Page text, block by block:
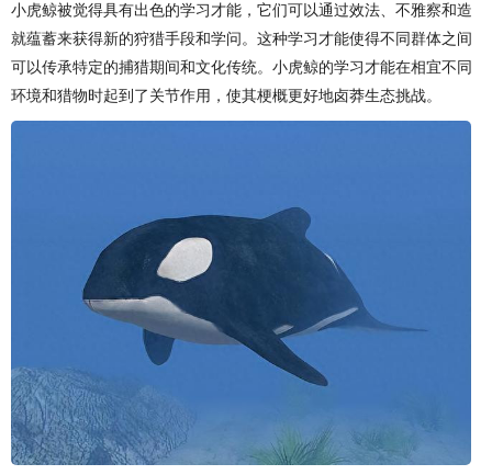
小虎鲸被觉得具有出色的学习才能，它们可以通过效法、不雅察和造
就蕴蓄来获得新的狩猎手段和学问。这种学习才能使得不同群体之间
可以传承特定的捕猎期间和文化传统。小虎鲸的学习才能在相宜不同
环境和猎物时起到了关节作用，使其梗概更好地卤莽生态挑战。